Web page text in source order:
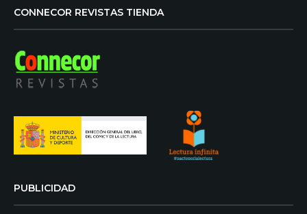
CONNECOR REVISTAS TIENDA
PUBLICIDAD